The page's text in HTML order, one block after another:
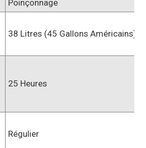
Poinçonnage
38 Litres (45 Gallons Américains)
25 Heures
Régulier